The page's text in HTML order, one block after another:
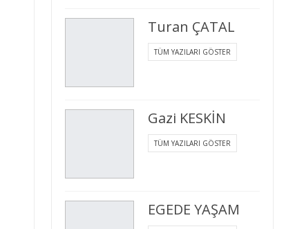
Turan ÇATAL
TÜM YAZILARI GÖSTER
Gazi KESKİN
TÜM YAZILARI GÖSTER
EGEDE YAŞAM